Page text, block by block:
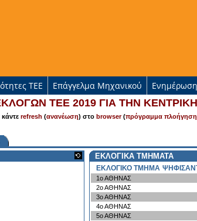
ΤΕΕ Επάγγελμα Μηχανικού Ενημέρωση
ΤΕΕ 2019 ΓΙΑ ΤΗΝ
refresh (ανανέωση) στο browser(πρόγραμμα
ΕΚΛΟΓΙΚΑ ΤΜΗΜΑΤΑ
ΕΚΛΟΓΙΚΟ ΤΜΗΜΑ
1ο ΑΘΗΝΑΣ
2ο ΑΘΗΝΑΣ
3ο ΑΘΗΝΑΣ
4ο ΑΘΗΝΑΣ
5ο ΑΘΗΝΑΣ